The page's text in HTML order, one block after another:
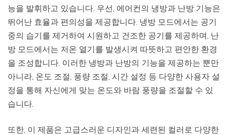
능을 발휘하고 있습니다. 우선, 에어컨의 냉방과 난방 기능은
뛰어난 효율과 편의성을 제공합니다. 냉방 모드에서는 공기
중의 습기를 제거하여 시원하고 건조한 공기를 제공하며, 난
방 모드에서는 저온 열기를 발생시켜 따뜻하고 편안한 환경
을 조성합니다. 이러한 냉방과 난방의 기능을 제공하는 뿐만
아니라, 온도 조절, 풍량 조절, 시간 설정 등 다양한 사용자 설
정을 통해 자신에게 맞는 온도와 바람 풍량을 조절할 수 있
습니다.
또한, 이 제품은 고급스러운 디자인과 세련된 컬러로 다양한